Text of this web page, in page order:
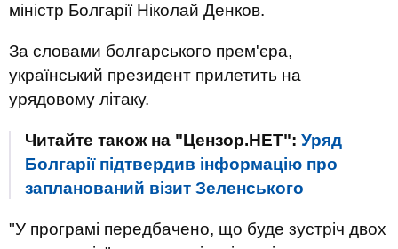
міністр Болгарії Ніколай Денков.
За словами болгарського прем'єра,
український президент прилетить на
урядовому літаку.
Читайте також на "Цензор.НЕТ": Уряд
Болгарії підтвердив інформацію про
запланований візит Зеленського
"У програмі передбачено, що буде зустріч двох